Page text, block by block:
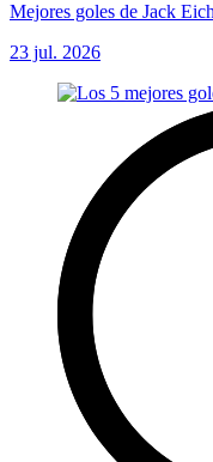
Mejores goles de Jack
23 jul. 2026